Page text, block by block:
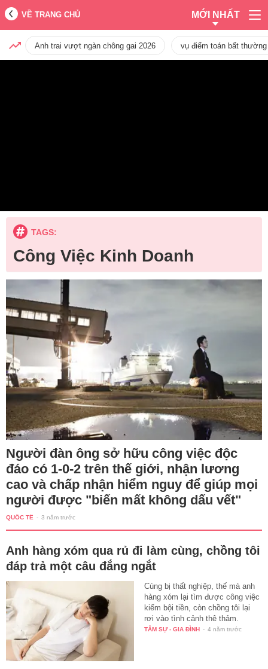
VỀ TRANG CHỦ MỚI NHẤT
Anh trai vượt ngàn chông gai 2026 vụ điểm toán bất
TAGS:
Công Việc Kinh Doanh
Người đàn ông sở hữu công việc độc
đáo có 1-0-2 trên thế giới, nhận lương
cao và chấp nhận hiểm nguy để giúp mọi
người được "biến mất không dấu vết"
QUỐC TẾ - 3 năm trước
Anh hàng xóm qua rủ đi làm cùng, chồng tôi
đáp trả một câu đắng ngắt
Cùng bị thất nghiệp, thế mà anh
hàng xóm lại tìm được công việc
kiếm bội tiền, còn chồng tôi lại
rơi vào tình cảnh thê thảm.
TÂM SỰ - GIA ĐÌNH - 4 năm trước